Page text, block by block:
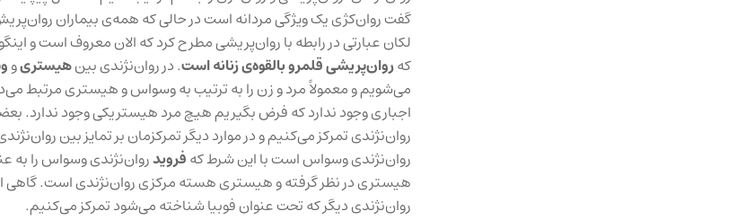
گفت روان‌کژی یک ویژگی مردانه است در حالی که همه‌ی بیماران
لکان عبارتی در رابطه با روان‌پریشی مطرح کرد که الان معروف است و
کهروان‌پریشی قلمرو بالقوه‌ی زنانه است. در روان‌نژندی بینهیستریو
می‌شویم و معمولاً مرد و زن را به ترتیب به وسواس و هیستری مرتبط
اجباری وجود ندارد که فرض بگیریم هیچ مرد هیستریکی وجود ندارد.
روان‌نژندی تمرکز می‌کنیم و در موارد دیگر تمرکزمان بر تمایز بین
روان‌نژندی وسواس است با این شرط کهفرویدروان‌نژندی وسواس را به
هیستری در نظر گرفته و هیستری هسته مرکزی روان‌نژندی است. گاهی
روان‌نژندی دیگر که تحت عنوان فوبیا شناخته می‌شود تمرکز می‌کنیم.